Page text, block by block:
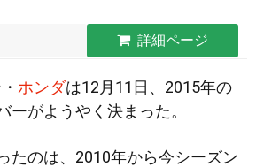
詳細ページ
ホンダは12月11日、2015年の
ーがようやく決まった。
たのは、2010年から今シーズン